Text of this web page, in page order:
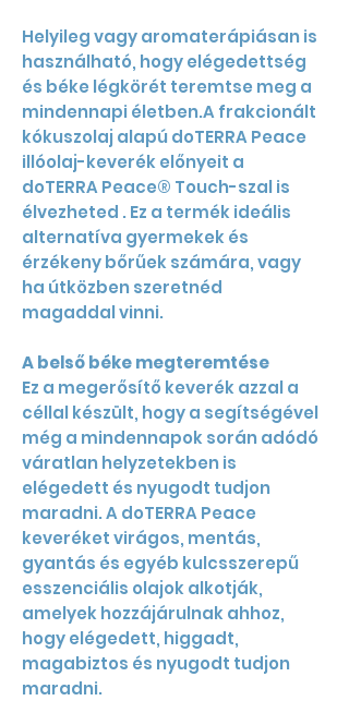
Helyileg vagy aromaterápiásan is
használható, hogy elégedettség
és béke légkörét teremtse meg a
mindennapi életben.A frakcionált
kókuszolaj alapú doTERRA Peace
illóolaj-keverék előnyeit a
doTERRA Peace® Touch-szal is
élvezheted . Ez a termék ideális
alternatíva gyermekek és
érzékeny bőrűek számára, vagy
ha útközben szeretnéd
magaddal vinni.
A belső béke megteremtése
Ez a megerősítő keverék azzal a
céllal készült, hogy a segítségével
még a mindennapok során adódó
váratlan helyzetekben is
elégedett és nyugodt tudjon
maradni. A doTERRA Peace
keveréket virágos, mentás,
gyantás és egyéb kulcsszerepű
esszenciális olajok alkotják,
amelyek hozzájárulnak ahhoz,
hogy elégedett, higgadt,
magabiztos és nyugodt tudjon
maradni.